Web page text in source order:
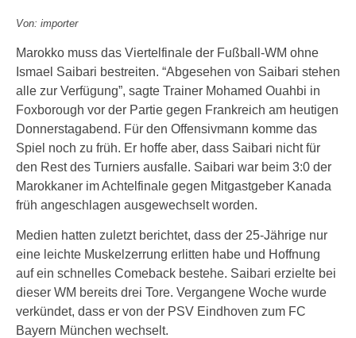
Von: importer
Marokko muss das Viertelfinale der Fußball-WM ohne
Ismael Saibari bestreiten. “Abgesehen von Saibari stehen
alle zur Verfügung”, sagte Trainer Mohamed Ouahbi in
Foxborough vor der Partie gegen Frankreich am heutigen
Donnerstagabend. Für den Offensivmann komme das
Spiel noch zu früh. Er hoffe aber, dass Saibari nicht für
den Rest des Turniers ausfalle. Saibari war beim 3:0 der
Marokkaner im Achtelfinale gegen Mitgastgeber Kanada
früh angeschlagen ausgewechselt worden.
Medien hatten zuletzt berichtet, dass der 25-Jährige nur
eine leichte Muskelzerrung erlitten habe und Hoffnung
auf ein schnelles Comeback bestehe. Saibari erzielte bei
dieser WM bereits drei Tore. Vergangene Woche wurde
verkündet, dass er von der PSV Eindhoven zum FC
Bayern München wechselt.